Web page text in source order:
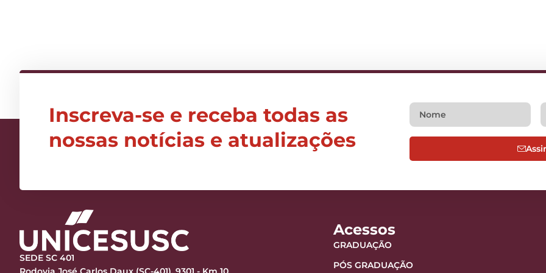
Inscreva-se e receba todas as
nossas notícias e atualizações
SEDE SC 401
Acessos
GRADUAÇÃO
PÓS GRADUAÇÃO